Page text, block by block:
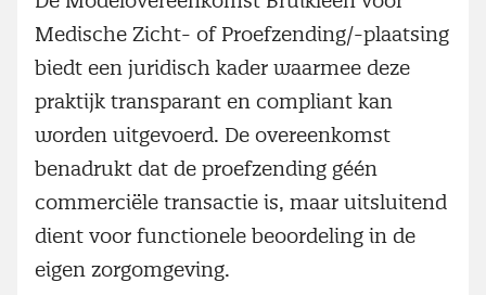
Medische Zicht- of Proefzending/-plaatsing
biedt een juridisch kader waarmee deze
praktijk transparant en compliant kan
worden uitgevoerd. De overeenkomst
benadrukt dat de proefzending géén
commerciële transactie is, maar uitsluitend
dient voor functionele beoordeling in de
eigen zorgomgeving.